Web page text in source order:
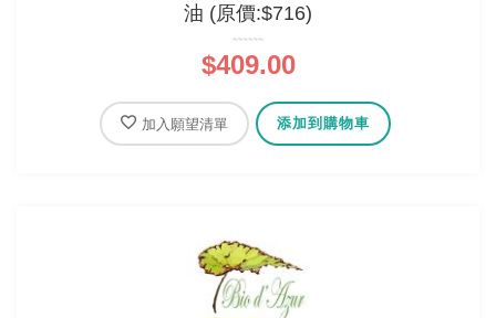
油 (原價:$716)
$409.00
加入願望清單 添加到購物車